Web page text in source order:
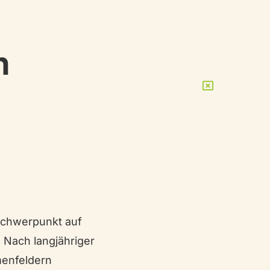
auf
langjähriger